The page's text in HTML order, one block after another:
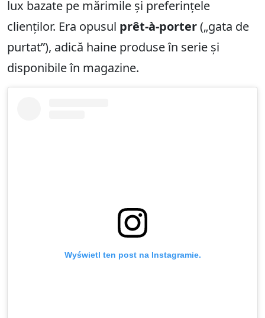
lux bazate pe mărimile și preferințele
clienților. Era opusul prêt-à-porter(„gata de
purtat”), adică haine produse în serie și
disponibile în magazine.
Wyświetl ten post na Instagramie.